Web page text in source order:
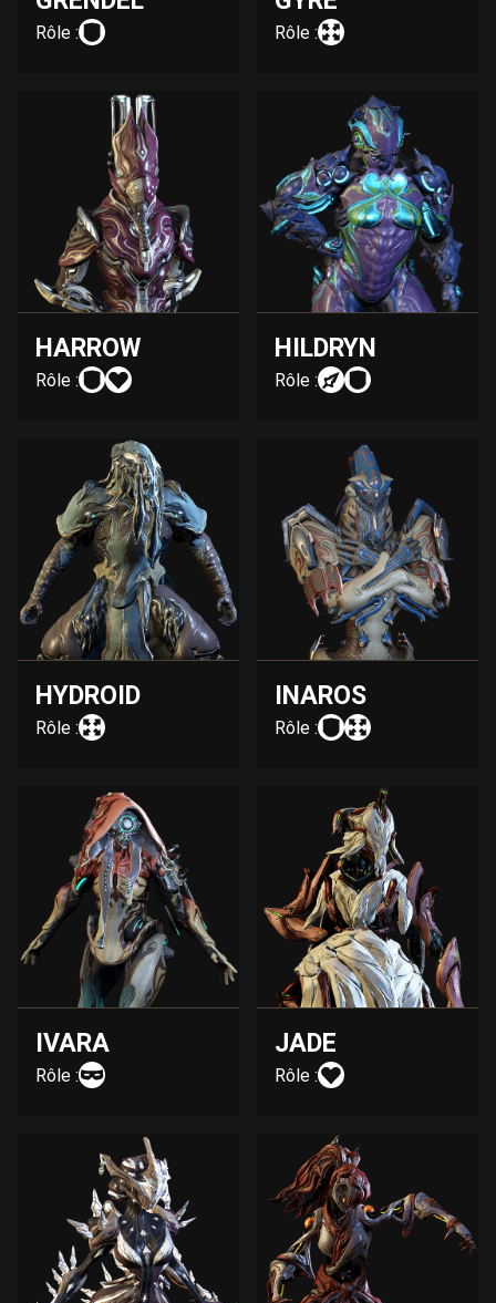
Rôle : Rôle :
HARROW
Rôle :
HILDRYN
Rôle :
HYDROID
Rôle :
INAROS
Rôle :
IVARA
Rôle :
JADE
Rôle :